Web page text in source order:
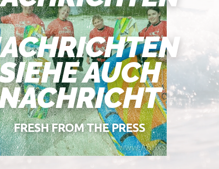
AUCH
FRESH FROM THE PRESS